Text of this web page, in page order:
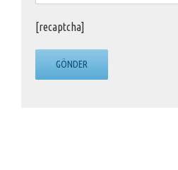
[recaptcha]